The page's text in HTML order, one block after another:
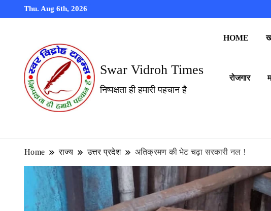
Thu. Aug 6th, 2026
Swar Vidroh Times
निष्पक्षता ही हमारी पहचान है
HOME
रोजगार
Home राज्य उत्तर प्रदेश अतिक्रमण की भेट चढ़ा सरकारी नल !